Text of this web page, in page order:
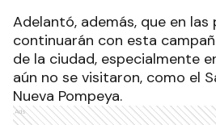
Adelantó, además, que en las
continuarán con esta
de la ciudad, especialmente
aún no se visitaron, como el
Nueva Pompeya.
Ads